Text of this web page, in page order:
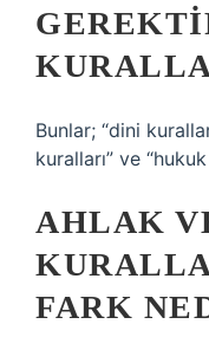
Bunlar; “dini
kuralları” ve “hukuk
AHLAK
FARK